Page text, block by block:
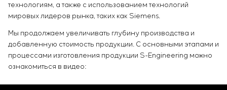
технологиям, а также с использованием технологий
мировых лидеров рынка, таких как Siemens.
Мы продолжаем увеличивать глубину производства и
добавленную стоимость продукции. С основными этапами и
процессами изготовления продукции S-Engineering можно
ознакомиться в видео: